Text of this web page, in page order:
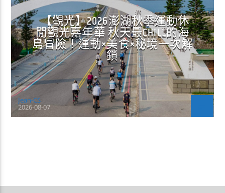
【觀光】2026澎湖秋季運動休
閒觀光嘉年華 秋天最CHILL的海
島冒險！運動×美食×秘境一次解
鎖
Jean-CS
2026-08-07